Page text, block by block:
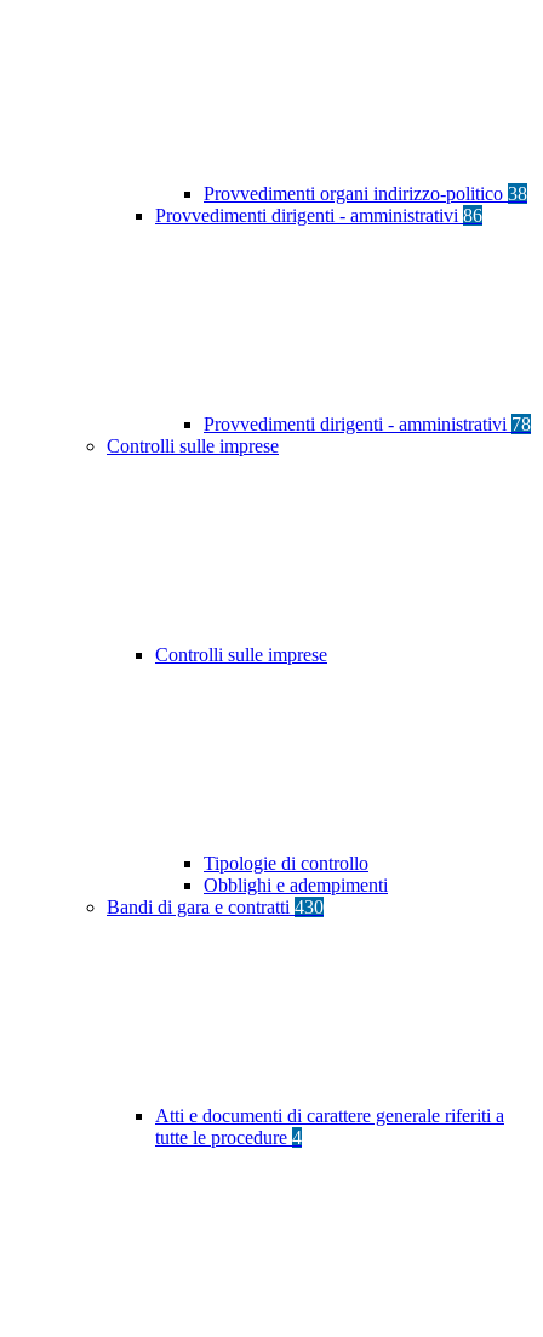
Provvedimenti organi indirizzo-politico 38
Provvedimenti dirigenti - amministrativi 86
Provvedimenti dirigenti - amministrativi 78
Controlli sulle imprese
Controlli sulle imprese
Tipologie di controllo
Obblighi e adempimenti
Bandi di gara e contratti 430
Atti e documenti di carattere generale riferiti a
tutte le procedure 4